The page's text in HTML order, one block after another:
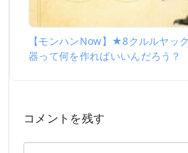
【モンハンNow】★8クルルヤッ
器って何を作ればいいんだろう？
コメントを残す